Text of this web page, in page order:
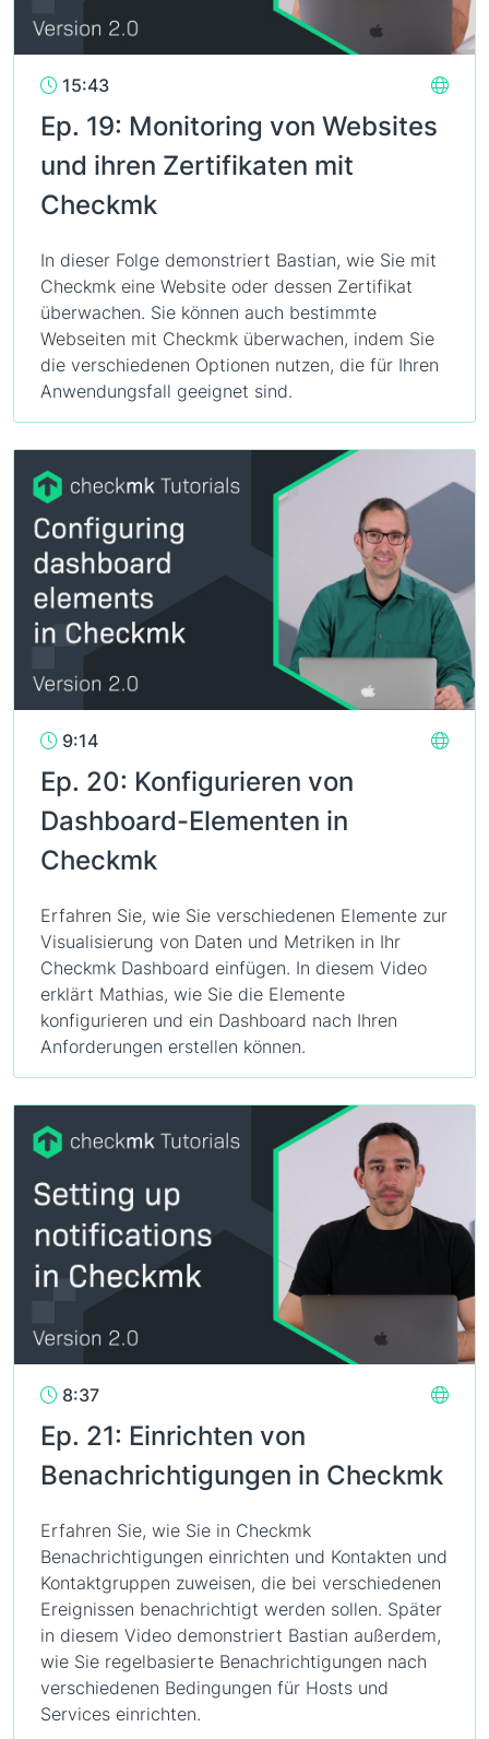
15:43
Ep. 19: Monitoring von Websites
und ihren Zertifikaten mit
Checkmk
In dieser Folge demonstriert Bastian, wie Sie mit
Checkmk eine Website oder dessen Zertifikat
überwachen. Sie können auch bestimmte
Webseiten mit Checkmk überwachen, indem Sie
die verschiedenen Optionen nutzen, die für Ihren
Anwendungsfall geeignet sind.
9:14
Ep. 20: Konfigurieren von
Dashboard-Elementen in
Checkmk
Erfahren Sie, wie Sie verschiedenen Elemente zur
Visualisierung von Daten und Metriken in Ihr
Checkmk Dashboard einfügen. In diesem Video
erklärt Mathias, wie Sie die Elemente
konfigurieren und ein Dashboard nach Ihren
Anforderungen erstellen können.
8:37
Ep. 21: Einrichten von
Benachrichtigungen in Checkmk
Erfahren Sie, wie Sie in Checkmk
Benachrichtigungen einrichten und Kontakten und
Kontaktgruppen zuweisen, die bei verschiedenen
Ereignissen benachrichtigt werden sollen. Später
in diesem Video demonstriert Bastian außerdem,
wie Sie regelbasierte Benachrichtigungen nach
verschiedenen Bedingungen für Hosts und
Services einrichten.